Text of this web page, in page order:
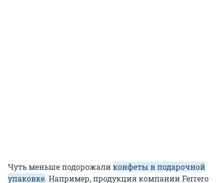
Чуть меньше подорожаликонфеты в подарочной
упаковке. Например, продукция компании Ferrero